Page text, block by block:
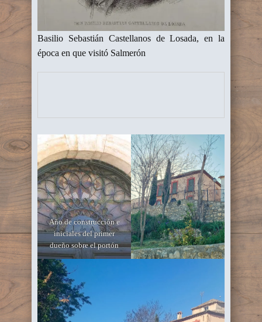
Basilio Sebastián Castellanos de Losada, en la
época en que visitó Salmerón
Año de construcción e
iniciales del primer
dueño sobre el portón